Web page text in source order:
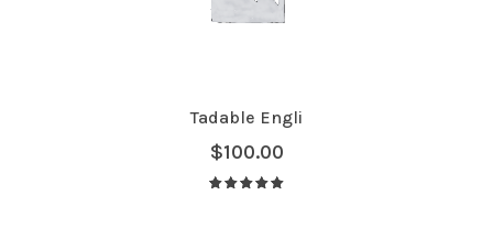
Tadable Engli
$100.00